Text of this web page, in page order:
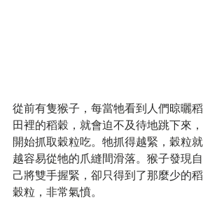
從前有隻猴子，每當牠看到人們晾曬稻
田裡的稻穀，就會迫不及待地跳下來，
開始抓取穀粒吃。牠抓得越緊，穀粒就
越容易從牠的爪縫間滑落。猴子發現自
己將雙手握緊，卻只得到了那麼少的稻
穀粒，非常氣憤。